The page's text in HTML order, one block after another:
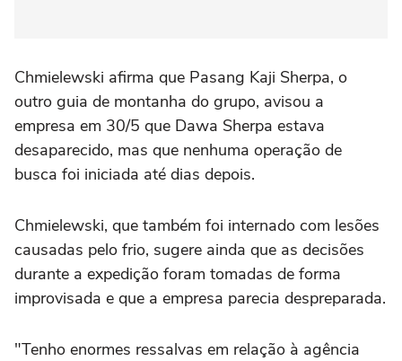
Chmielewski afirma que Pasang Kaji Sherpa, o
outro guia de montanha do grupo, avisou a
empresa em 30/5 que Dawa Sherpa estava
desaparecido, mas que nenhuma operação de
busca foi iniciada até dias depois.
Chmielewski, que também foi internado com lesões
causadas pelo frio, sugere ainda que as decisões
durante a expedição foram tomadas de forma
improvisada e que a empresa parecia despreparada.
"Tenho enormes ressalvas em relação à agência